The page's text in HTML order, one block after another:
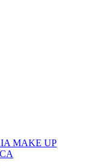
MAKE UP